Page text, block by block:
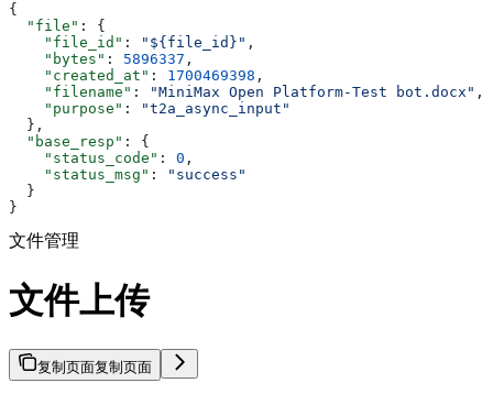
{
  "file"
: {
    "file_id"
: "${file_id}" ,
    "bytes"
: 5896337 ,
    "created_at"
: 1700469398 ,
    "filename"
: "MiniMax Open Platform-Test bot.docx" ,
    "purpose"
:
"t2a_async_input"
  },
  "base_resp"
: {
    "status_code"
: 0 ,
    "status_msg"
:
"success"
  }
}
文件管理
文件上传
复制页面复制页面